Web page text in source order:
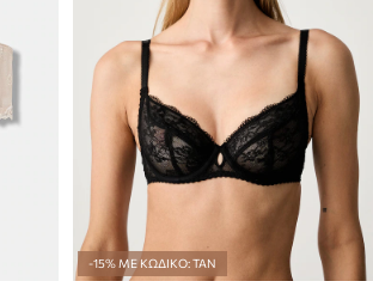
-15% ΜΕ ΚΩΔΙΚΟ: TAN